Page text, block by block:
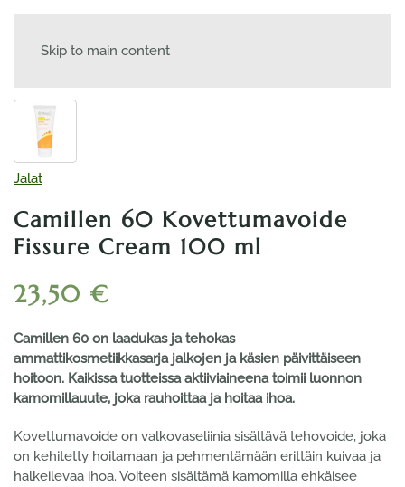
Skip to main content
Jalat
Camillen 60 Kovettumavoide
Fissure Cream 100 ml
23,50 €
Camillen 60 on laadukas ja tehokas
ammattikosmetiikkasarja jalkojen ja käsien päivittäiseen
hoitoon. Kaikissa tuotteissa aktiiviaineena toimii luonnon
kamomillauute, joka rauhoittaa ja hoitaa ihoa.
Kovettumavoide on valkovaseliinia sisältävä tehovoide, joka
on kehitetty hoitamaan ja pehmentämään erittäin kuivaa ja
halkeilevaa ihoa. Voiteen sisältämä kamomilla ehkäisee